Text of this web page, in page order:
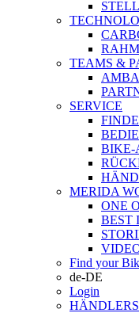
TEAMS &
SERVICE
BIKE-
MERIDA
ONE
BEST
Find your
de-DE
Login